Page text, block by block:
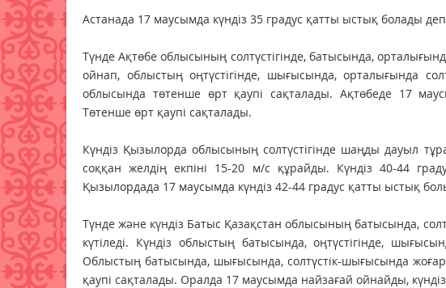
Астанада 17 маусымда күндіз 35 градус қатты ыстық болады деп
Түнде Ақтөбе облысының солтүстігінде, батысында,
ойнап, облыстың оңтүстігінде, шығысында, орталығында
облысында төтенше өрт қаупі сақталады. Ақтөбеде 17
Төтенше өрт қаупі сақталады.
Күндіз Қызылорда облысының солтүстігінде шаңды дауыл
соққан желдің екпіні 15-20 м/с құрайды. Күндіз 40-44
Қызылордада 17 маусымда күндіз 42-44 градус қатты ыстық
Түнде және күндіз Батыс Қазақстан облысының батысында,
күтіледі. Күндіз облыстың батысында, оңтүстігінде,
Облыстың батысында, шығысында, солтүстік-шығысында
қаупі сақталады. Оралда 17 маусымда найзағай ойнайды, күндіз